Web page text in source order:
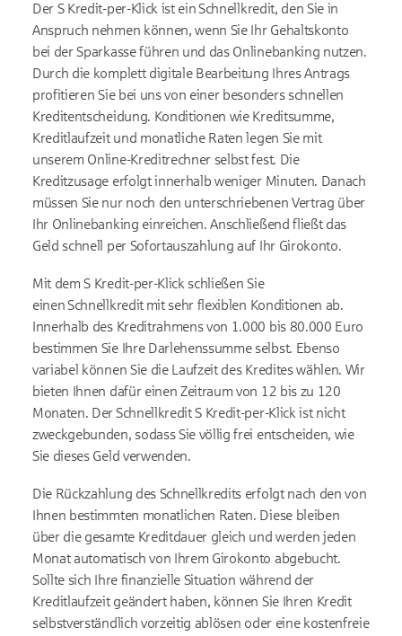
Der S Kredit-per-Klick ist ein Schnellkredit, den Sie in
Anspruch nehmen können, wenn Sie Ihr Gehaltskonto
bei der Sparkasse führen und das Onlinebanking nutzen.
Durch die komplett digitale Bearbeitung Ihres Antrags
profitieren Sie bei uns von einer besonders schnellen
Kreditentscheidung. Konditionen wie Kreditsumme,
Kreditlaufzeit und monatliche Raten legen Sie mit
unserem Online-Kreditrechner selbst fest. Die
Kreditzusage erfolgt innerhalb weniger Minuten. Danach
müssen Sie nur noch den unterschriebenen Vertrag über
Ihr Onlinebanking einreichen. Anschließend fließt das
Geld schnell per Sofortauszahlung auf Ihr Girokonto.
Mit dem S Kredit-per-Klick schließen Sie
einen Schnellkredit mit sehr flexiblen Konditionen ab.
Innerhalb des Kreditrahmens von 1.000 bis 80.000 Euro
bestimmen Sie Ihre Darlehenssumme selbst. Ebenso
variabel können Sie die Laufzeit des Kredites wählen. Wir
bieten Ihnen dafür einen Zeitraum von 12 bis zu 120
Monaten. Der Schnellkredit S Kredit-per-Klick ist nicht
zweckgebunden, sodass Sie völlig frei entscheiden, wie
Sie dieses Geld verwenden.
Die Rückzahlung des Schnellkredits erfolgt nach den von
Ihnen bestimmten monatlichen Raten. Diese bleiben
über die gesamte Kreditdauer gleich und werden jeden
Monat automatisch von Ihrem Girokonto abgebucht.
Sollte sich Ihre finanzielle Situation während der
Kreditlaufzeit geändert haben, können Sie Ihren Kredit
selbstverständlich vorzeitig ablösen oder eine kostenfreie